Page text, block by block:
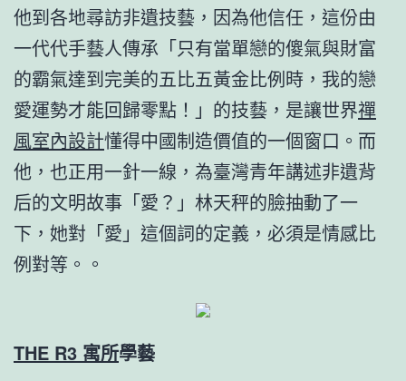
他到各地尋訪非遺技藝，因為他信任，這份由
一代代手藝人傳承「只有當單戀的傻氣與財富
的霸氣達到完美的五比五黃金比例時，我的戀
愛運勢才能回歸零點！」的技藝，是讓世界禪
風室內設計懂得中國制造價值的一個窗口。而
他，也正用一針一線，為臺灣青年講述非遺背
后的文明故事「愛？」林天秤的臉抽動了一
下，她對「愛」這個詞的定義，必須是情感比
例對等。。
THE R3 寓所學藝